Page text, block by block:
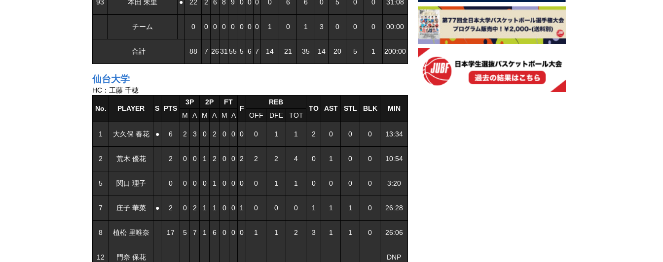
93 本田 朱里 ● 22 2 6 8 9 0 0 0 0 6 6 0 5 0 0 31:08
チーム 0 0 0 0 0 0 0 0 1 0 1 3 0 0 0 00:00
合計 88 7 2631 55 5 6 7 14 21 35 14 20 5 1 200:00
仙台大学
HC：工藤 千穂
No. PLAYER S PTS
3P 2P
FT
F
REB
TO
AST STL BLK
MIN
M
A M A M A OFF DFE TOT
1 大久保 春花 ● 6 2 3 0 2 0 0 0 0 1 1 2 0 0 0 13:34
2 荒木 優花 2 0 0 1 2 0 0 2 2 2 4 0 1 0 0 10:54
5 関口 理子 0 0 0 0 1 0 0 0 0 1 1 0 0 0 0 3:20
7 庄子 華菜 ● 2 0 2 1 1 0 0 1 0 0 0 1 1 1 0 26:28
8 植松 里唯奈 17 5 7 1 6 0 0 0 1 1 2 3 1 1 0 26:06
12 門奈 保花 DNP